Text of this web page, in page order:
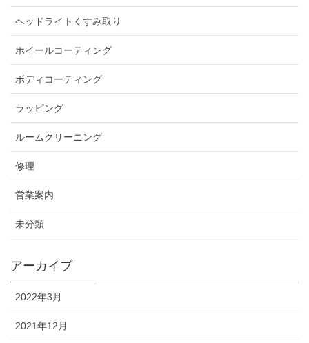
ヘッドライトくすみ取り
ホイールコーティング
ボディコーティング
ラッピング
ルームクリーニング
修理
営業案内
未分類
アーカイブ
2022年3月
2021年12月